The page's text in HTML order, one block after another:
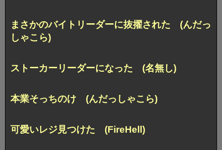
まさかのバイトリーダーに抜擢された (んだっ
しゃこら)
ストーカーリーダーになった (名無し)
本業そっちのけ (んだっしゃこら)
可愛いレジ見つけた (FireHell)